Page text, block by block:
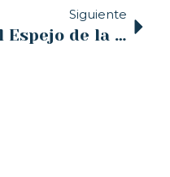
Siguiente
El Espejo de la Iglesia / COPE Cantabria (22/03/2019)